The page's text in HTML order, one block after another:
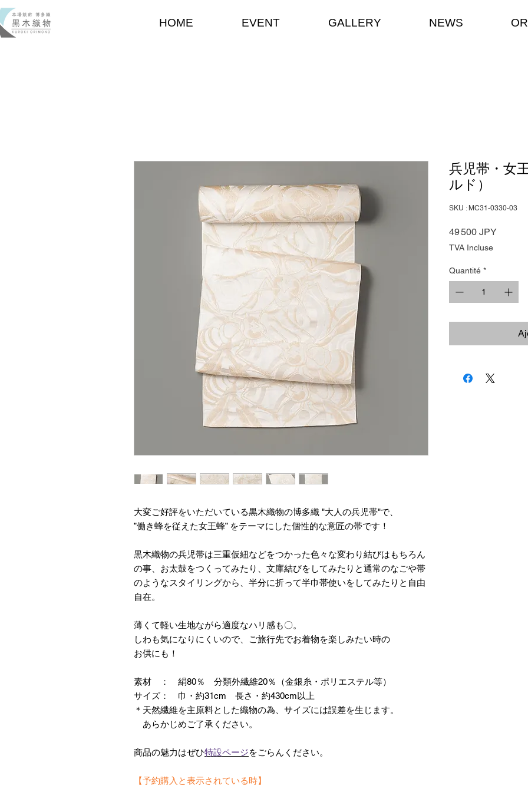
HOME EVENT GALLERY NEWS
大変ご好評をいただいている黒木織物の博多織 "大人の兵児帯"で、
”働き蜂を従えた女王蜂” をテーマにした個性的な意匠の帯です！
黒木織物の兵児帯は三重仮紐などをつかった色々な変わり結びはもちろん
の事、お太鼓をつくってみたり、文庫結びをしてみたりと通常のなごや帯
のようなスタイリングから、半分に折って半巾帯使いをしてみたりと自由
自在。
薄くて軽い生地ながら適度なハリ感も〇。
しわも気になりにくいので、ご旅行先でお着物を楽しみたい時の
お供にも！
素材 ： 絹80％ 分類外繊維20％（金銀糸・ポリエステル等）
サイズ： 巾・約31cm 長さ・約430cm以上
＊天然繊維を主原料とした織物の為、サイズには誤差を生じます。
あらかじめご了承ください。
商品の魅力はぜひ特設ページをごらんください。
【予約購入と表示されている時】
兵児帯・女
ルド）
SKU : MC31-0330-03
49 500 JPYPrix
TVA Incluse
Quantité *